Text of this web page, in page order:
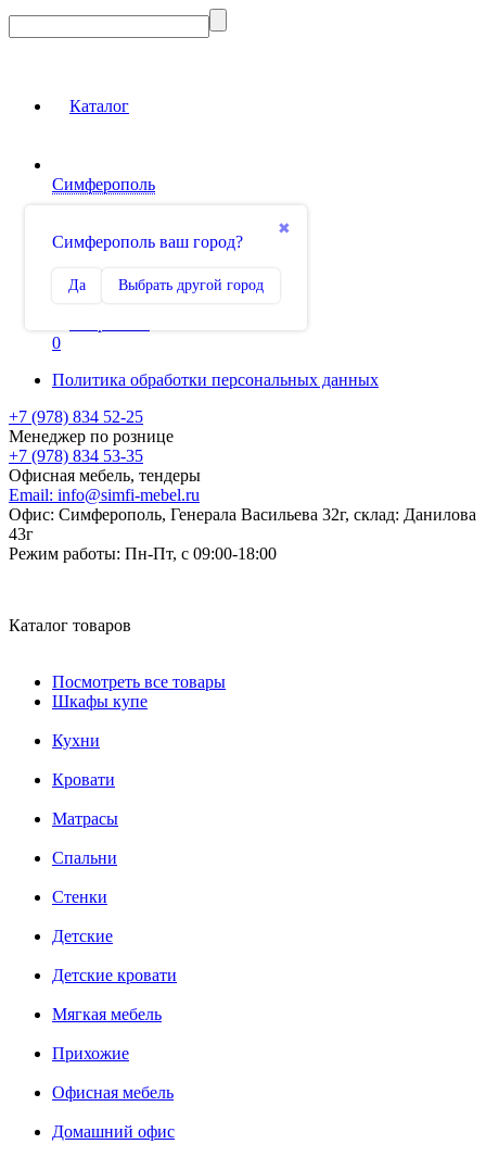
Каталог
Симферополь
✖
Симферополь ваш город?
Да Выбрать другой город
Сравнение
0
Политика обработки персональных данных
+7 (978) 834 52-25
Менеджер по рознице
+7 (978) 834 53-35
Офисная мебель, тендеры
Email: info@simfi-mebel.ru
Офис: Симферополь, Генерала Васильева 32г, склад: Данилова
43г
Режим работы: Пн-Пт, с 09:00-18:00
Каталог товаров
Посмотреть все товары
Шкафы купе
Кухни
Кровати
Матрасы
Cпальни
Стенки
Детские
Детские кровати
Мягкая мебель
Прихожие
Офисная мебель
Домашний офис